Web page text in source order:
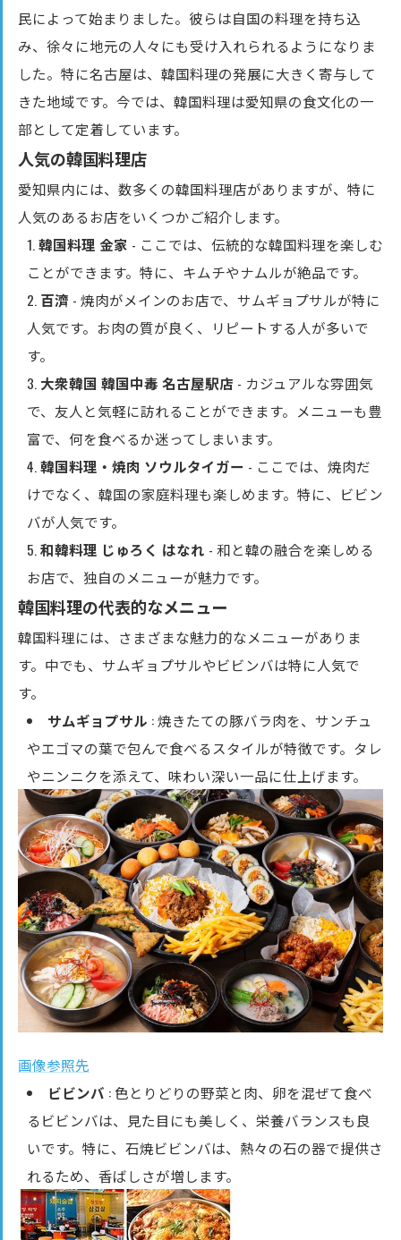
民によって始まりました。彼らは自国の料理を持ち込
み、徐々に地元の人々にも受け入れられるようになりま
した。特に名古屋は、韓国料理の発展に大きく寄与して
きた地域です。今では、韓国料理は愛知県の食文化の一
部として定着しています。
人気の韓国料理店
愛知県内には、数多くの韓国料理店がありますが、特に
人気のあるお店をいくつかご紹介します。
韓国料理 金家 - ここでは、伝統的な韓国料理を楽しむ
ことができます。特に、キムチやナムルが絶品です。
百濟 - 焼肉がメインのお店で、サムギョプサルが特に
人気です。お肉の質が良く、リピートする人が多いで
す。
大衆韓国 韓国中毒 名古屋駅店 - カジュアルな雰囲気
で、友人と気軽に訪れることができます。メニューも豊
富で、何を食べるか迷ってしまいます。
韓国料理・焼肉 ソウルタイガー - ここでは、焼肉だ
けでなく、韓国の家庭料理も楽しめます。特に、ビビン
バが人気です。
和韓料理 じゅろく はなれ - 和と韓の融合を楽しめる
お店で、独自のメニューが魅力です。
韓国料理の代表的なメニュー
韓国料理には、さまざまな魅力的なメニューがありま
す。中でも、サムギョプサルやビビンバは特に人気で
す。
サムギョプサル : 焼きたての豚バラ肉を、サンチュ
やエゴマの葉で包んで食べるスタイルが特徴です。タレ
やニンニクを添えて、味わい深い一品に仕上げます。
画像参照先
ビビンバ : 色とりどりの野菜と肉、卵を混ぜて食べ
るビビンバは、見た目にも美しく、栄養バランスも良
いです。特に、石焼ビビンバは、熱々の石の器で提供さ
れるため、香ばしさが増します。